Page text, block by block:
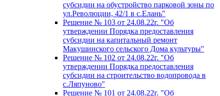
субсидии на обустройство парковой зоны по
ул.Революции, 42/1 в с.Елань"
Решение № 103 от 24.08.22г. "Об
утверждении Порядка предоставления
субсидии на капитальный ремонт
Макушинского сельского Дома культуры"
Решение № 102 от 24.08.22г. "Об
утверждении Порядка предоставления
субсидии на строительство водопровода в
с.Ляпуново"
Решение № 101 от 24.08.22г. "Об